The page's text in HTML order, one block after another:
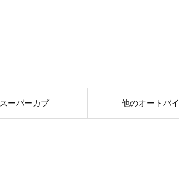
スーパーカブ 他のオートバイ